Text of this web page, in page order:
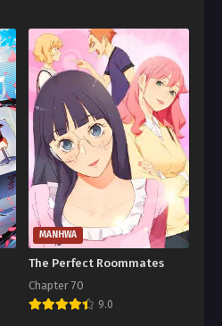
MANHWA
The Perfect Roommates
Chapter 70
9.0